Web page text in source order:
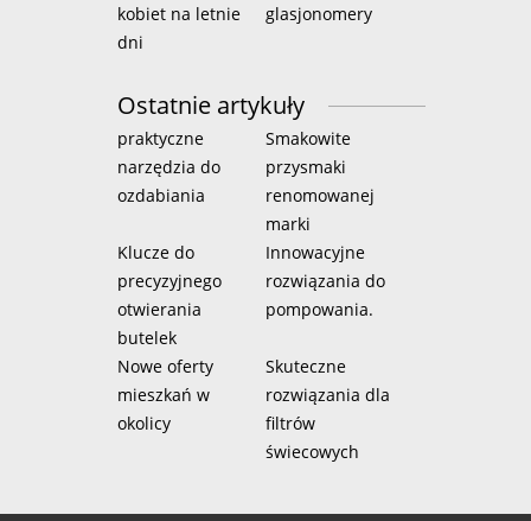
kobiet na letnie
dni
glasjonomery
Ostatnie artykuły
praktyczne
narzędzia do
ozdabiania
Smakowite
przysmaki
renomowanej
marki
Klucze do
precyzyjnego
otwierania
butelek
Innowacyjne
rozwiązania do
pompowania.
Nowe oferty
mieszkań w
okolicy
Skuteczne
rozwiązania dla
filtrów
świecowych